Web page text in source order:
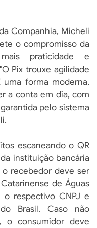
Companhia, Micheli
o compromisso da
praticidade e
Pix trouxe agilidade
forma moderna,
a conta em dia, com
pelo sistema
escaneando o QR
instituição bancária
recebedor deve ser
de Águas
o respectivo CNPJ e
Brasil. Caso não
o consumidor deve